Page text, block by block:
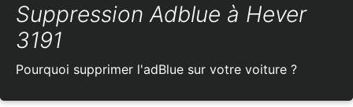
Suppression Adblue à Hever
3191
Pourquoi supprimer l'adBlue sur votre voiture ?